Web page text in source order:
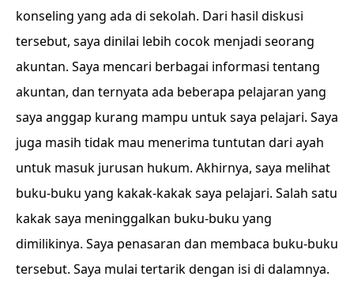
konseling yang ada di sekolah. Dari hasil diskusi
tersebut, saya dinilai lebih cocok menjadi seorang
akuntan. Saya mencari berbagai informasi tentang
akuntan, dan ternyata ada beberapa pelajaran yang
saya anggap kurang mampu untuk saya pelajari. Saya
juga masih tidak mau menerima tuntutan dari ayah
untuk masuk jurusan hukum. Akhirnya, saya melihat
buku-buku yang kakak-kakak saya pelajari. Salah satu
kakak saya meninggalkan buku-buku yang
dimilikinya. Saya penasaran dan membaca buku-buku
tersebut. Saya mulai tertarik dengan isi di dalamnya.